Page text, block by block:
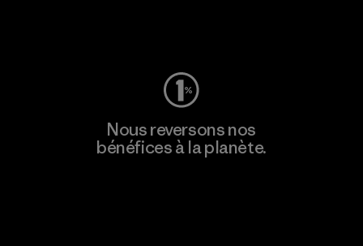
Nous reversons nos
bénéfices à la planète.